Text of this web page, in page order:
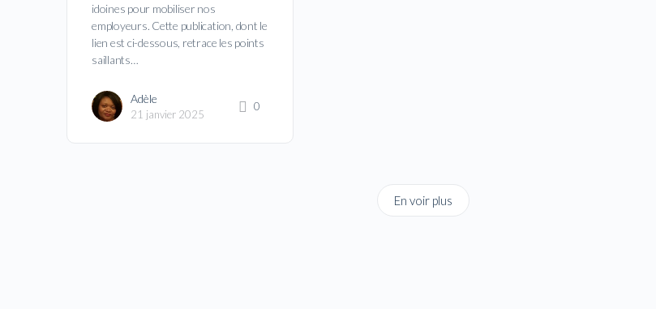
idoines pour mobiliser nos
employeurs. Cette publication, dont le
lien est ci-dessous, retrace les points
saillants…
Adèle
21 janvier 2025
0
En voir plus